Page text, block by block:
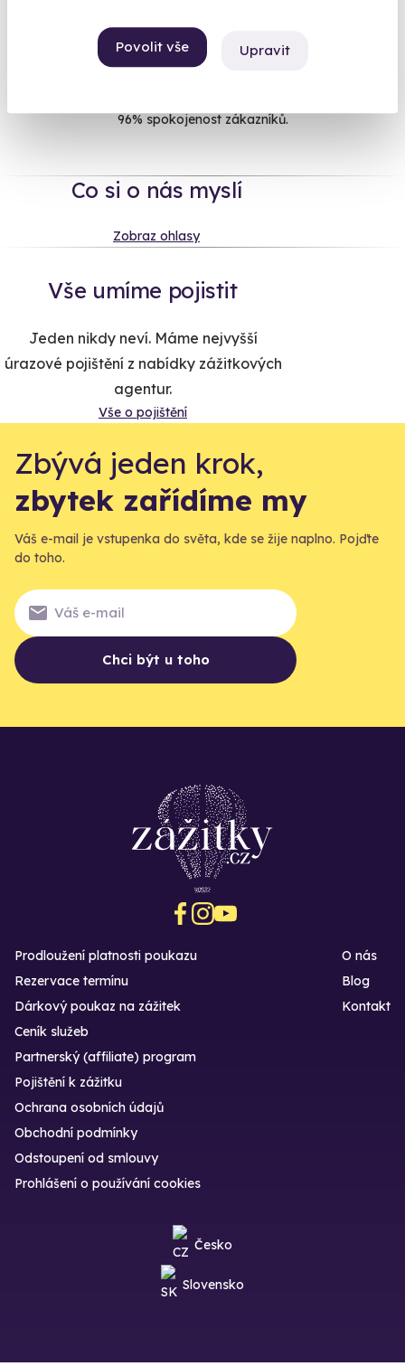
Povolit vše Upravit
96% spokojenost zákazníků.
Co si o nás myslí
Zobraz ohlasy
Vše umíme pojistit
Jeden nikdy neví. Máme nejvyšší
úrazové pojištění z nabídky zážitkových
agentur.
Vše o pojištění
Zbývá jeden krok,
zbytek zařídíme my
Váš e-mail je vstupenka do světa, kde se žije naplno. Pojďte
do toho.
Chci být u toho
Prodloužení platnosti poukazu
Rezervace termínu
Dárkový poukaz na zážitek
O nás
Blog
Kontakt
Ceník služeb
Partnerský (affiliate) program
Pojištění k zážitku
Ochrana osobních údajů
Obchodní podmínky
Odstoupení od smlouvy
Prohlášení o používání cookies
Česko
Slovensko